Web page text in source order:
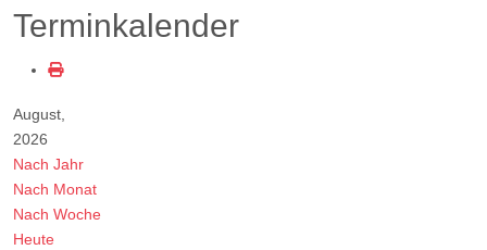
Terminkalender
August,
2026
Nach Jahr
Nach Monat
Nach Woche
Heute